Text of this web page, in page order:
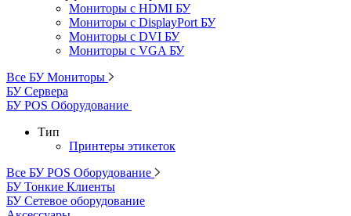
Мониторы с HDMI БУ
Мониторы с DisplayPort БУ
Мониторы с DVI БУ
Мониторы с VGA БУ
Все БУ Мониторы
БУ Сервера
БУ POS Оборудование
Тип
Принтеры этикеток
Все БУ POS Оборудование
БУ Тонкие Клиенты
БУ Сетевое оборудование